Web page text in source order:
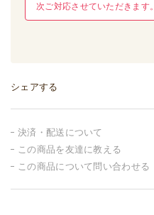
次ご対応させていただきます。
シェアする
決済・配送について
この商品を友達に教える
この商品について問い合わせる